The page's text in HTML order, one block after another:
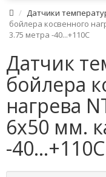
Датчики
бойлера косвенного
3.75 метра -40...+110C
Датчик
бойлера
нагрева
6x50 мм.
-40...+110C